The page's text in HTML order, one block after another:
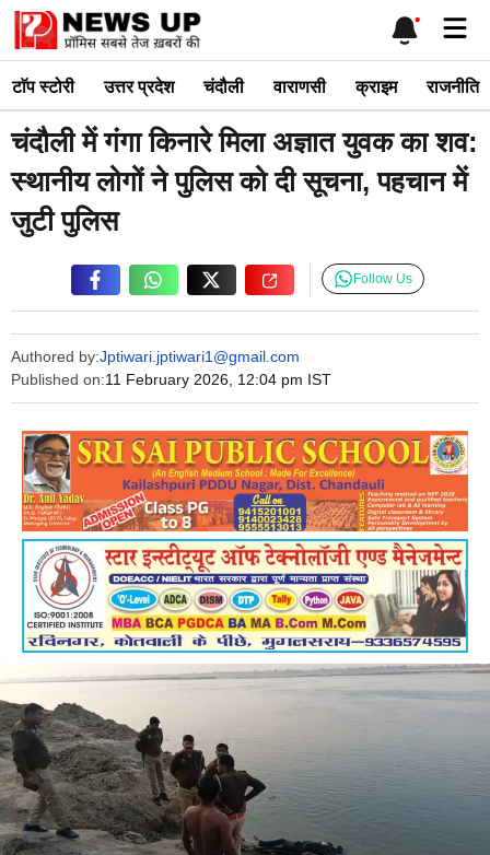
Skip
content
टाॅप स्टोरी उत्तर प्रदेश चंदौली वाराणसी क्राइम राजनीति
चंदौली में गंगा किनारे मिला अज्ञात युवक का शव:
स्थानीय लोगों ने पुलिस को दी सूचना, पहचान में
जुटी पुलिस
Authored by:Jptiwari.jptiwari1@gmail.com
Published on:11 February 2026, 12:04 pm IST
Follow Us